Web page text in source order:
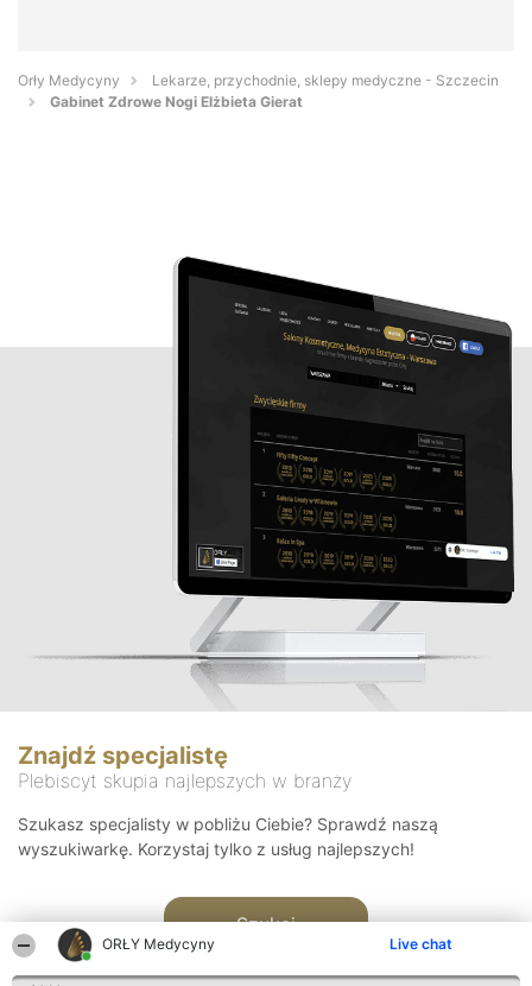
ORŁY Medycyny Live chat
Orły Medycyny
Lekarze, przychodnie, sklepy medyczne - Szczecin
Gabinet Zdrowe Nogi Elżbieta Gierat
Znajdź specjalistę
Plebiscyt skupia najlepszych w branży
Szukasz specjalisty w pobliżu Ciebie? Sprawdź naszą
wyszukiwarkę. Korzystaj tylko z usług najlepszych!
Szukaj